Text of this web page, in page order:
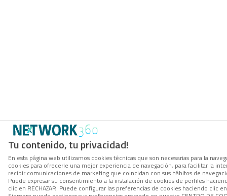
Tu contenido, tu privacidad!
En esta página web utilizamos cookies técnicas que son necesarias para la
cookies para ofrecerle una mejor experiencia de navegación, para facilitar la
recibir comunicaciones de marketing que coincidan con sus hábitos de
Puede expresar su consentimiento a la instalación de cookies de perfiles
clic en RECHAZAR. Puede configurar las preferencias de cookies haciendo clic en